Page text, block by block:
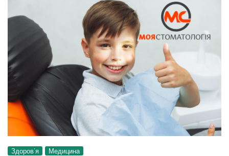
Здоров’я Медицина